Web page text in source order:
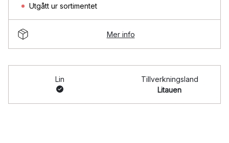
Utgått ur sortimentet
Mer info
Lin
Tillverkningsland
Litauen